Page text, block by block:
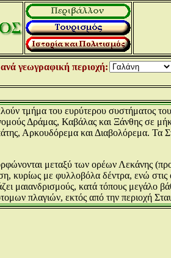
γεωγραφική περιοχή:
τμήμα του ευρύτερου συστήματος
Δράμας, Καβάλας και Ξάνθης σε
Αρκουδόρεμα και Διαβολόρεμα. Τα
μεταξύ των ορέων Λεκάνης
κυρίως με φυλλοβόλα δέντρα, ενώ
μαιανδρισμούς, κατά τόπους μεγάλο
πλαγιών, εκτός από την περιοχή